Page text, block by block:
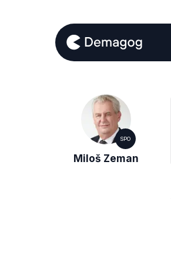
SPO
Miloš Zeman